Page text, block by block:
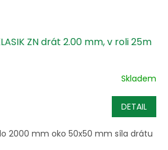
ZN drát 2.00 mm, v roli 25m
Skladem
DETAIL
2000 mm oko 50x50 mm síla drátu